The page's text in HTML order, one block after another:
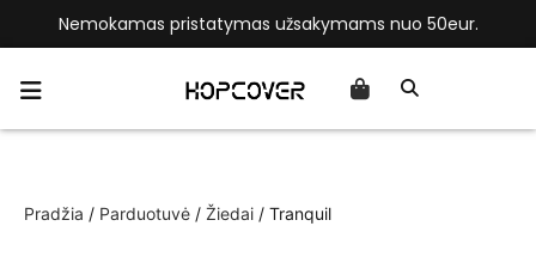
Nemokamas pristatymas užsakymams nuo 50eur.
Pradžia / Parduotuvė / Žiedai / Tranquil